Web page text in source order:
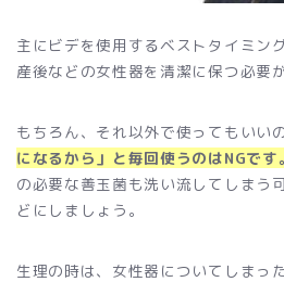
主にビデを使用するベストタイミン
産後などの女性器を清潔に保つ必要
もちろん、それ以外で使ってもいい
になるから」と毎回使うのはNGです
の必要な善玉菌も洗い流してしまう
どにしましょう。
生理の時は、女性器についてしまっ